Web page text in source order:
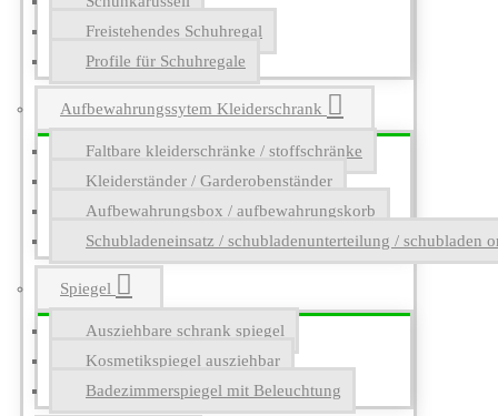
Freistehendes Schuhregal
Profile für Schuhregale
Aufbewahrungssytem Kleiderschrank
Faltbare kleiderschränke / stoffschränke
Kleiderständer / Garderobenständer
Aufbewahrungsbox / aufbewahrungskorb
Schubladeneinsatz / schubladenunterteilung / schubladen
Spiegel
Ausziehbare schrank spiegel
Kosmetikspiegel ausziehbar
Badezimmerspiegel mit Beleuchtung